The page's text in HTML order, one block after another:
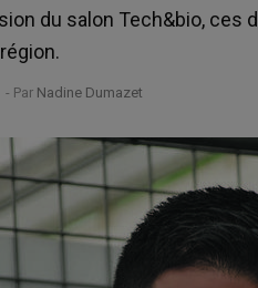
du salon Tech&bio,
- Par Nadine Dumazet